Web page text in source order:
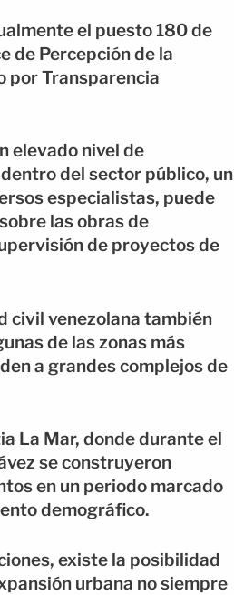
el puesto 180 de
de Percepción de la
por Transparencia
elevado nivel de
del sector público, un
especialistas, puede
las obras de
de proyectos de
civil venezolana también
de las zonas más
a grandes complejos de
La Mar, donde durante el
se construyeron
en un periodo marcado
demográfico.
existe la posibilidad
urbana no siempre